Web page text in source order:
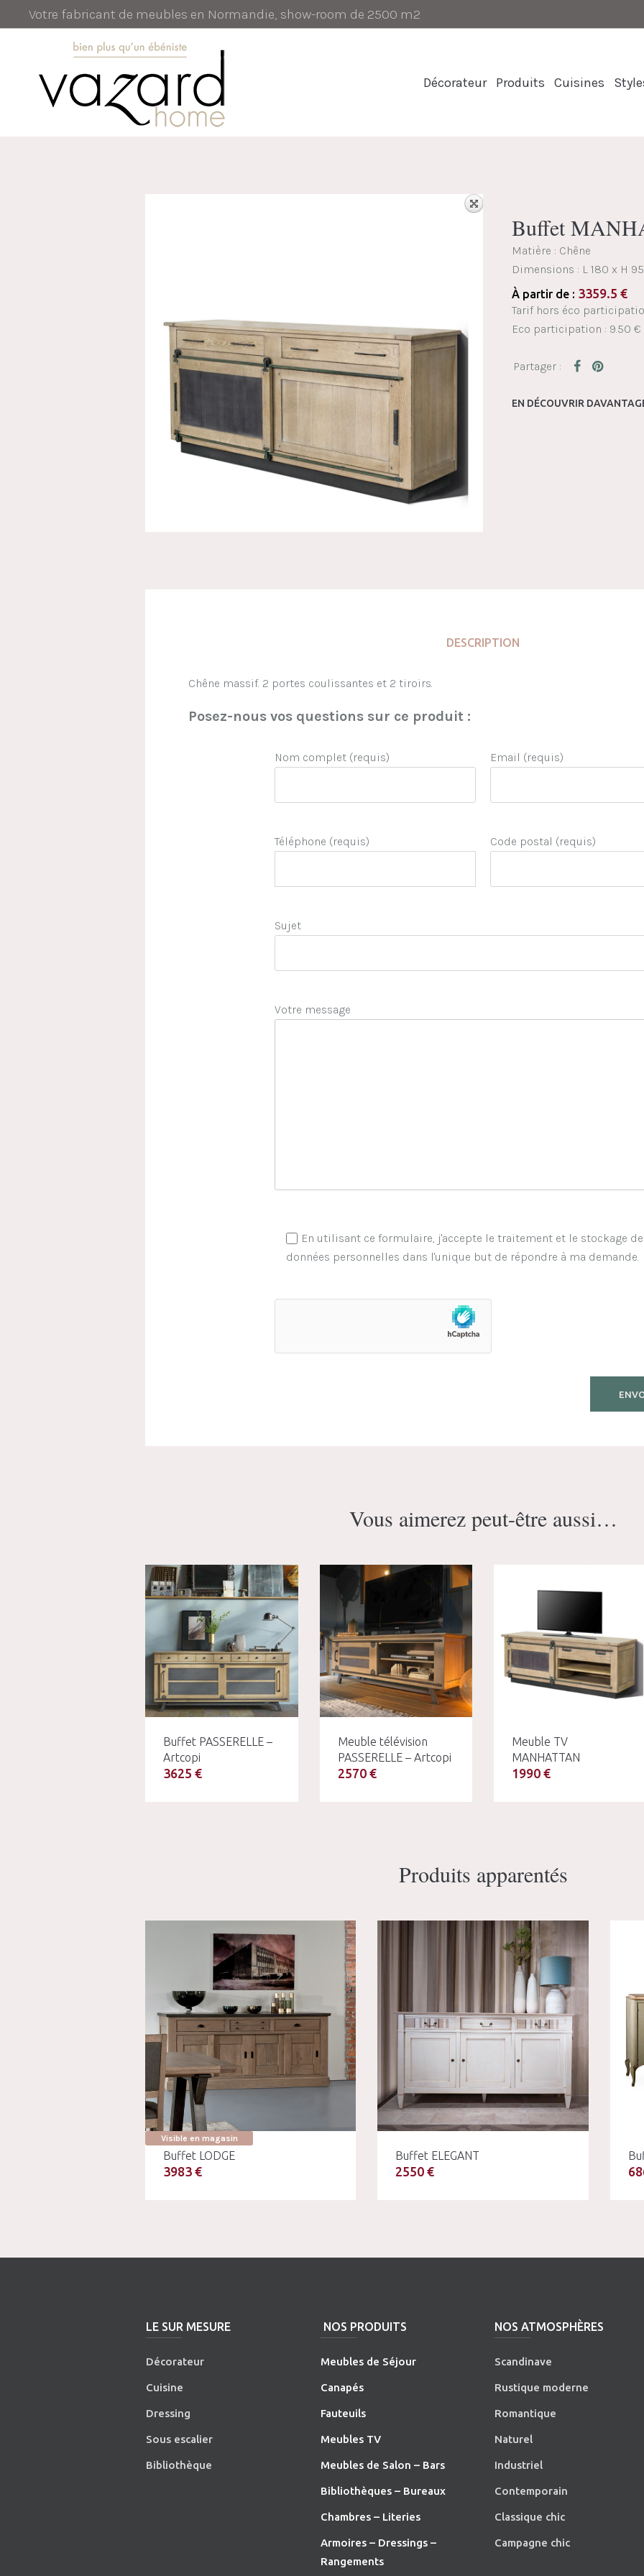
Votre fabricant de meubles en Normandie, show-room de 2500 m2
Décorateur Produits Cuisines
Buffet
Matière : Chêne
Dimensions : L 180 x H
À partir de : 3359.5 €
Tarif hors éco
Eco participation : 9.50 €
EN DÉCOUVRIR
DESCRIPTION
Chêne massif. 2 portes coulissantes et 2 tiroirs.
Posez-nous vos questions sur ce produit :
Nom complet (requis) Email (requis)
Téléphone (requis) Code postal (requis)
Sujet
Votre message
En utilisant ce formulaire, j'accepte le traitement et le stockage
données personnelles dans l'unique but de répondre à ma demande.
Vous aimerez peut-être aussi…
Buffet PASSERELLE –
Artcopi
3625 €
Meuble télévision
PASSERELLE – Artcopi
2570 €
Meuble TV
MANHATTAN
1990 €
Produits apparentés
Visible en magasin
Buffet LODGE
3983 €
Buffet ELEGANT
2550 €
LE SUR MESURE
Décorateur
Cuisine
Dressing
Sous escalier
Bibliothèque
NOS PRODUITS
Meubles de Séjour
Canapés
Fauteuils
Meubles TV
Meubles de Salon – Bars
Bibliothèques – Bureaux
Chambres – Literies
Armoires – Dressings –
Rangements
NOS ATMOSPHÈRES
Scandinave
Rustique moderne
Romantique
Naturel
Industriel
Contemporain
Classique chic
Campagne chic